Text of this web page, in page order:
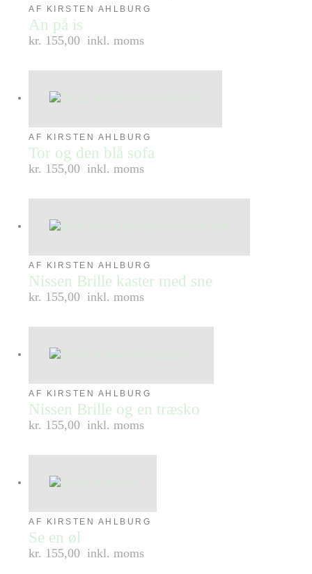
AF KIRSTEN AHLBURG
An på is
kr. 155,00 inkl. moms
AF KIRSTEN AHLBURG
Tor og den blå sofa
kr. 155,00 inkl. moms
AF KIRSTEN AHLBURG
Nissen Brille kaster med sne
kr. 155,00 inkl. moms
AF KIRSTEN AHLBURG
Nissen Brille og en træsko
kr. 155,00 inkl. moms
AF KIRSTEN AHLBURG
Se en øl
kr. 155,00 inkl. moms